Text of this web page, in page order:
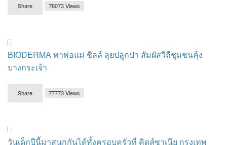
Share 78073 Views
BIODERMA พาพ่อแม่ ชิลล์ ลุยปลูกป่า สัมผัสวิถีชุมชนคุ้ง
บางกระเจ้า
Share 77773 Views
วันเด็กปีนี้มาสนุกกันได้ทั้งครอบครัวที่ คิดส์ซาเนีย กรุงเทพ